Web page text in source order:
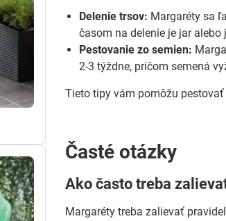
Delenie trsov: Margaréty sa
časom na delenie je jar
Pestovanie zo semien:
2-3 týždne, pričom semená
Tieto tipy vám pomôžu
Časté otázky
Ako často treba
Margaréty treba zalievať